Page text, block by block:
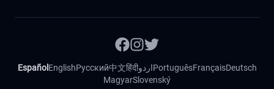
Español EnglishРусский中文हिंदीاردوPortuguêsFrançaisDeutsch
MagyarSlovenský